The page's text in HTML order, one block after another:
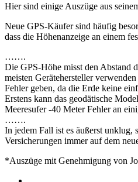
Hier sind einige Auszüge aus
Neue GPS-Käufer sind häufig
dass die Höhenanzeige an einem
…….
Die GPS-Höhe misst den Abstand
meisten Gerätehersteller
Fehler geben, da die Erde keine
Erstens kann das geodätische
Meeresufer -40 Meter Fehler an
…….
In jedem Fall ist es äußerst unklug,
Versicherungen immer auf dem
*Auszüge mit Genehmigung von